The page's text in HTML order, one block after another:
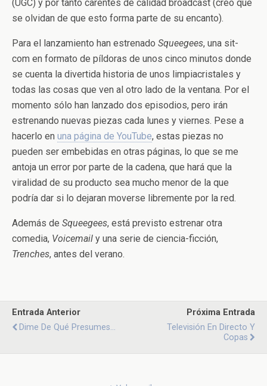
(UGC) y por tanto carentes de calidad broadcast (creo que
se olvidan de que esto forma parte de su encanto).
Para el lanzamiento han estrenado Squeegees, una sit-
com en formato de píldoras de unos cinco minutos donde
se cuenta la divertida historia de unos limpiacristales y
todas las cosas que ven al otro lado de la ventana. Por el
momento sólo han lanzado dos episodios, pero irán
estrenando nuevas piezas cada lunes y viernes. Pese a
hacerlo en una página de YouTube, estas piezas no
pueden ser embebidas en otras páginas, lo que se me
antoja un error por parte de la cadena, que hará que la
viralidad de su producto sea mucho menor de la que
podría dar si lo dejaran moverse libremente por la red.
Además de Squeegees, está previsto estrenar otra
comedia, Voicemail y una serie de ciencia-ficción,
Trenches, antes del verano.
Entrada Anterior
Dime De Qué Presumes...
Próxima Entrada
Televisión En Directo Y
Copas